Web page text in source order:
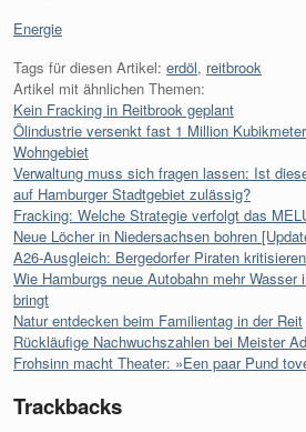
Kategorien:
Energie
Tags für diesen Artikel: erdöl, reitbrook
Artikel mit ähnlichen Themen:
Kein Fracking in Reitbrook geplant
Ölindustrie versenkt fast 1 Million
Wohngebiet
Verwaltung muss sich fragen lassen: Ist
auf Hamburger Stadtgebiet zulässig?
Fracking: Welche Strategie verfolgt das
Neue Löcher in Niedersachsen bohren
A26-Ausgleich: Bergedorfer Piraten
Wie Hamburgs neue Autobahn mehr Wasser
bringt
Natur entdecken beim Familientag in der Reit
Rückläufige Nachwuchszahlen bei Meister
Frohsinn macht Theater: »Een paar Pund
Trackbacks